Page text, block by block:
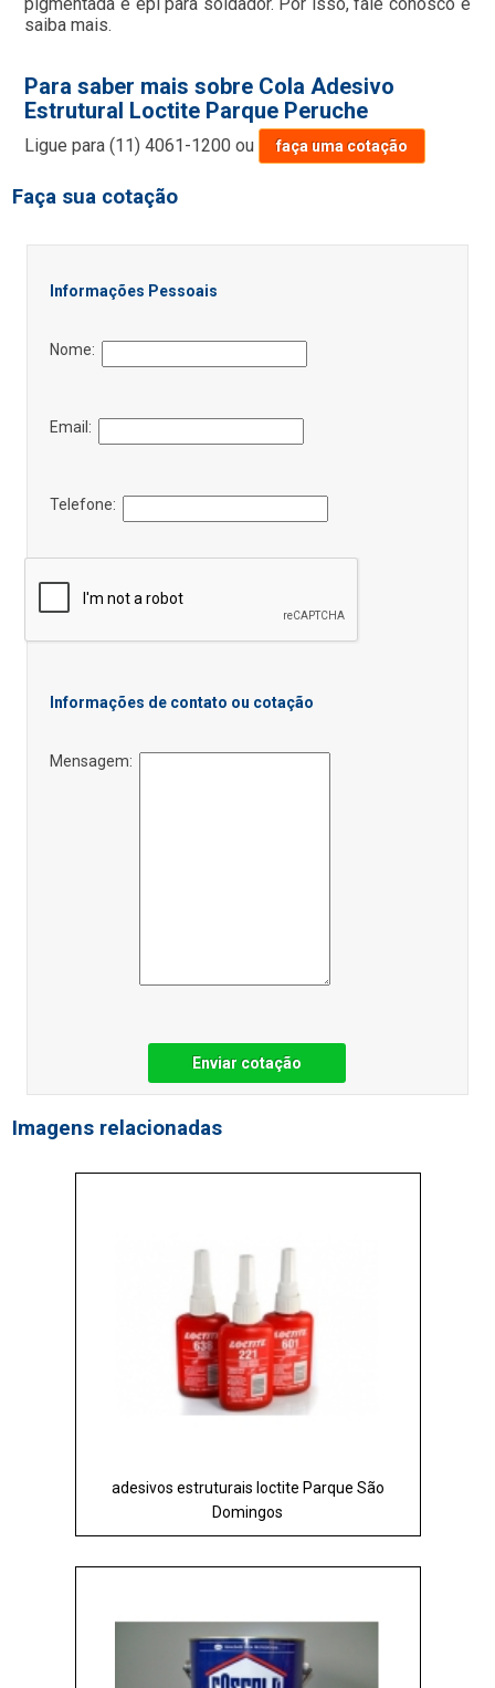
saiba mais.
Para saber mais sobre Cola Adesivo
Estrutural Loctite Parque Peruche
Ligue para(11) 4061-1200 ou faça uma cotação
Faça sua cotação
Informações Pessoais
Nome:
Email:
Telefone:
Informações de contato ou cotação
Mensagem:
Enviar cotação
Imagens relacionadas
adesivos estruturais loctite Parque São
Domingos